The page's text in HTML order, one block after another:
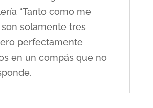
“Tanto como me
son solamente tres
perfectamente
en un compás que no